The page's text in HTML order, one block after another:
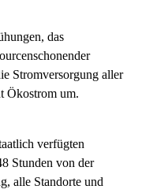
das
Stromversorgung aller
Ökostrom um.
verfügten
Stunden von der
alle Standorte und